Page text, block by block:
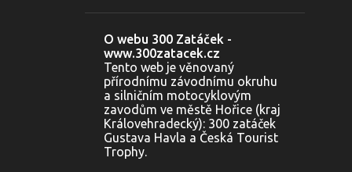
2014
srpna
května
6
2013
7
května
O webu 300 Zatáček -
www.300zatacek.cz
Tento web je věnovaný
přírodnímu závodnímu okruhu
a silničním motocyklovým
zavodům ve městě Hořice (kraj
Královehradecký): 300 zatáček
Gustava Havla a Česká Tourist
Trophy.